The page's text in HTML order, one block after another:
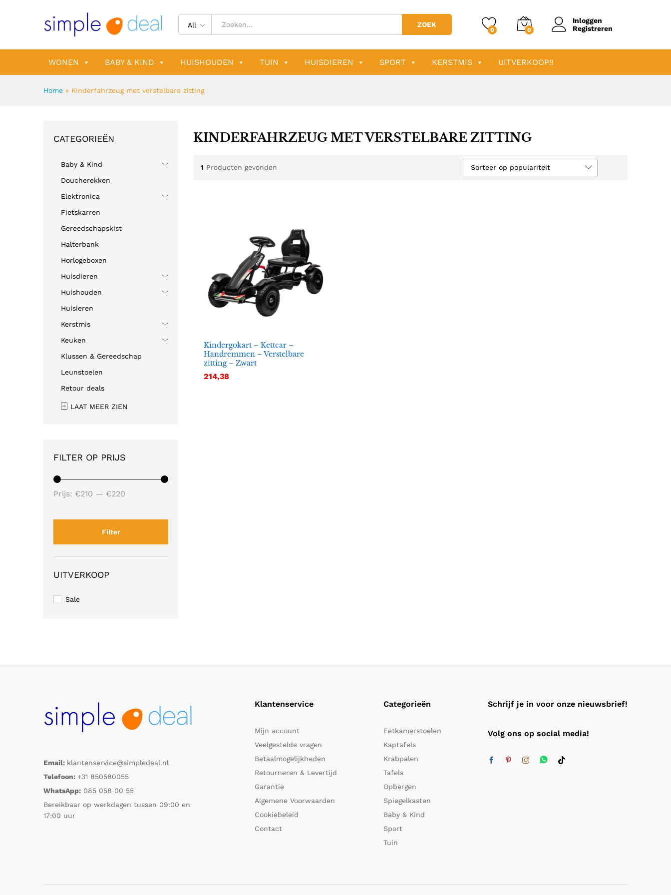
All ZOEK
0 0
Inloggen
Registreren
WONEN BABY & KIND HUISHOUDEN TUIN HUISDIEREN SPORT KERSTMIS UITVERKOOP!!
Home » Kinderfahrzeug met verstelbare zitting
KINDERFAHRZEUG MET VERSTELBARE ZITTING
1 Producten gevonden Sorteer op populariteit
Kindergokart – Kettcar –
Handremmen – Verstelbare
zitting – Zwart
214,38
214,38
CATEGORIEËN
Baby & Kind
Doucherekken
Elektronica
Fietskarren
Gereedschapskist
Halterbank
Horlogeboxen
Huisdieren
Huishouden
Huisieren
Kerstmis
Keuken
Klussen & Gereedschap
Leunstoelen
Retour deals
LAAT MEER ZIEN
FILTER OP PRIJS
Filter
Prijs: €210 — €220
UITVERKOOP
Sale
Email: klantenservice@simpledeal.nl
Telefoon: +31 850580055
WhatsApp: 085 058 00 55
Bereikbaar op werkdagen tussen 09:00 en
17:00 uur
Klantenservice
Mijn account
Veelgestelde vragen
Betaalmogelijkheden
Retourneren & Levertijd
Garantie
Algemene Voorwaarden
Cookiebeleid
Contact
Categorieën
Eetkamerstoelen
Kaptafels
Krabpalen
Tafels
Opbergen
Spiegelkasten
Baby & Kind
Sport
Tuin
Schrijf je in voor onze nieuwsbrief!
Volg ons op social media!